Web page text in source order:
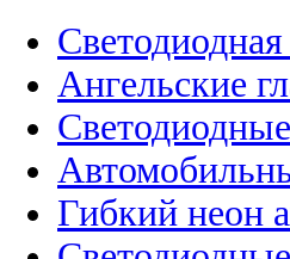
Ангельские
Гибкий неон